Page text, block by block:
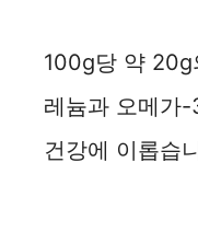
100g당 약 20g
레늄과 오메가
건강에 이롭습